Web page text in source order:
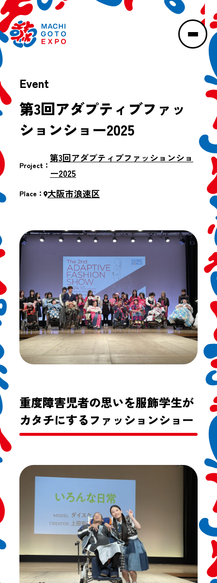
Event
第3回アダプティブファッ
ションショー2025
Project：
第3回アダプティブファッションショ
ー2025
Place： 大阪市浪速区
重度障害児者の思いを服飾学生が
カタチにするファッションショー